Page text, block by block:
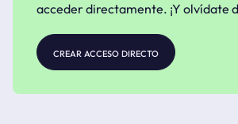
acceder directamente. ¡Y olvídate
crear acceso directo